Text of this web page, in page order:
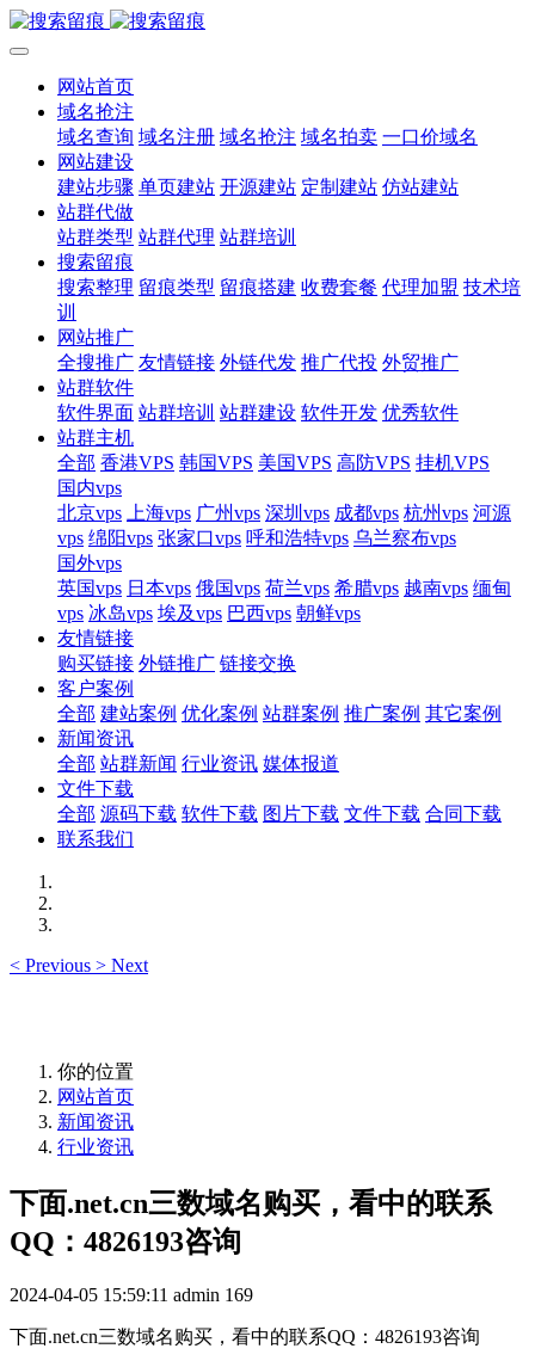
网站首页
域名抢注
域名查询 域名注册 域名抢注 域名拍卖 一口价域名
网站建设
建站步骤 单页建站 开源建站 定制建站 仿站建站
站群代做
站群类型 站群代理 站群培训
搜索留痕
搜索整理 留痕类型 留痕搭建 收费套餐 代理加盟 技术培
训
网站推广
全搜推广 友情链接 外链代发 推广代投 外贸推广
站群软件
软件界面 站群培训 站群建设 软件开发 优秀软件
站群主机
全部 香港VPS 韩国VPS 美国VPS 高防VPS 挂机VPS
国内vps
北京vps
上海vps 广州vps 深圳vps 成都vps 杭州vps 河源
vps 绵阳vps 张家口vps 呼和浩特vps 乌兰察布vps
国外vps
英国vps 日本vps 俄国vps 荷兰vps 希腊vps 越南vps 缅甸
vps 冰岛vps 埃及vps 巴西vps 朝鲜vps
友情链接
购买链接 外链推广 链接交换
客户案例
全部 建站案例 优化案例 站群案例 推广案例 其它案例
新闻资讯
全部 站群新闻 行业资讯 媒体报道
文件下载
全部 源码下载 软件下载 图片下载 文件下载 合同下载
联系我们
< Previous > Next
你的位置
网站首页
新闻资讯
行业资讯
下面.net.cn三数域名购买，看中的联系
QQ：4826193咨询
2024-04-05 15:59:11 admin 169
下面.net.cn三数域名购买，看中的联系QQ：4826193咨询